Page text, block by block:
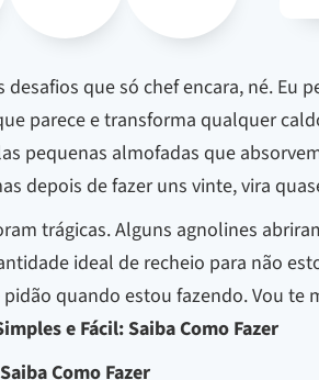
desafios que só chef encara, né.
parece e transforma qualquer
pequenas almofadas que
depois de fazer uns vinte, vira
trágicas. Alguns agnolines
ideal de recheio para não
quando estou fazendo. Vou te
e Fácil: Saiba Como Fazer
Como Fazer